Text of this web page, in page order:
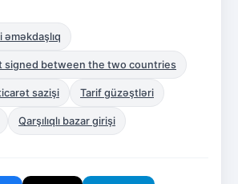
əməkdaşlıq
signed between the two countries
sazişi Tarif güzəştləri
Qarşılıqlı bazar girişi